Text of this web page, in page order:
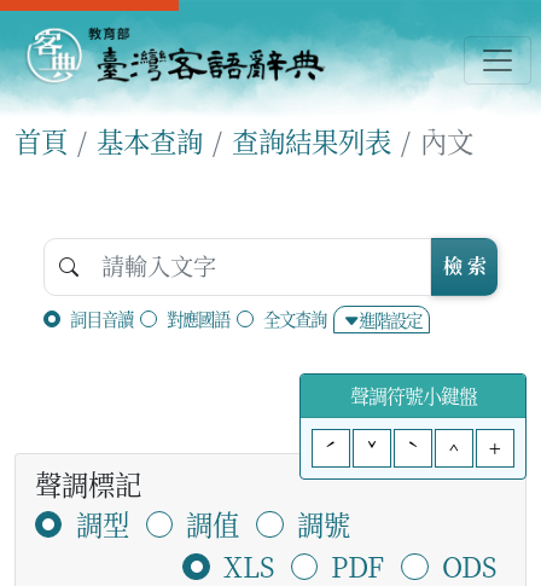
首頁 基本查詢 查詢結果列表 內文
詞目音讀 對應國語 全文查詢 進階設定
檢 索
聲調符號小鍵盤
ˊ
ˇ ˋ ^ +
聲調標記
調型
調值
調號
XLS
PDF
ODS